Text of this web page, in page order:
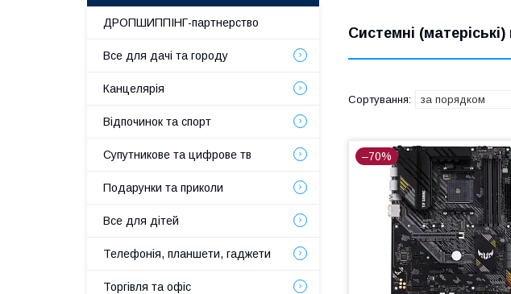
Системні
–70%
ДРОПШИППІНГ-партнерство
Все для дачі та городу
Канцелярія
Відпочинок та спорт
Супутникове та цифрове тв
Подарунки та приколи
Все для дітей
Телефонія, планшети, гаджети
Торгівля та офіс